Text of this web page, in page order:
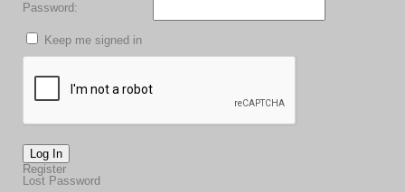
Password:
Keep me signed in
Log In
Register
Lost Password